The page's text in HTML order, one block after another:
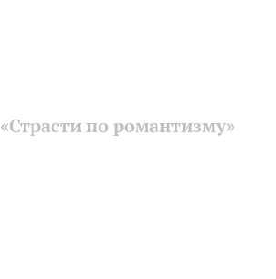
«Страсти по романтизму»